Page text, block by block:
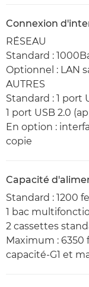
Connexion
RÉSEAU
Standard :
Optionnel : LAN
AUTRES
Standard : 1 port
1 port USB 2.0
En option :
copie
Capacité
Standard : 1200
1 bac
2 cassettes
Maximum : 6350
capacité-G1 et